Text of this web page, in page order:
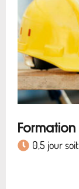
0,5 jour